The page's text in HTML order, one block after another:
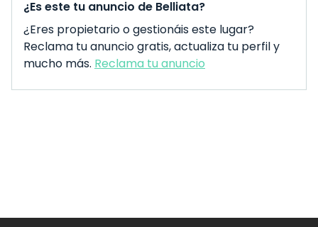
¿Es este tu anuncio de Belliata?
¿Eres propietario o gestionáis este lugar?
Reclama tu anuncio gratis, actualiza tu perfil y
mucho más. Reclama tu anuncio